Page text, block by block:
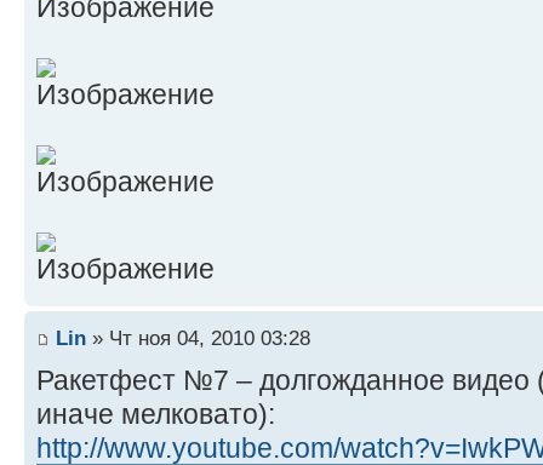
Lin » Чт ноя 04, 2010 03:28
Ракетфест №7 – долгожданное видео
иначе мелковато):
http://www.youtube.com/